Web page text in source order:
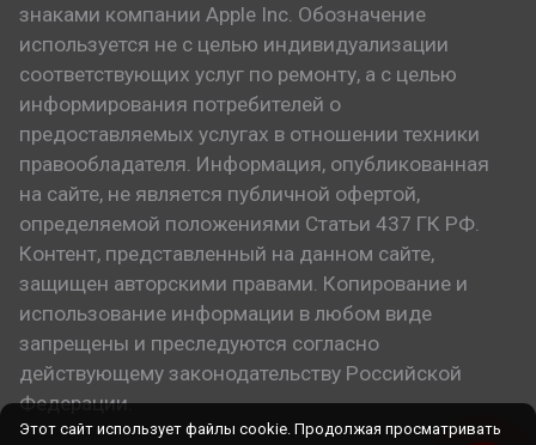
знаками компании Apple Inc. Обозначение
используется не с целью индивидуализации
соответствующих услуг по ремонту, а с целью
информирования потребителей о
предоставляемых услугах в отношении техники
правообладателя. Информация, опубликованная
на сайте, не является публичной офертой,
определяемой положениями Статьи 437 ГК РФ.
Контент, представленный на данном сайте,
защищен авторскими правами. Копирование и
использование информации в любом виде
запрещены и преследуются согласно
действующему законодательству Российской
Федерации.
Этот сайт использует файлы cookie. Продолжая просматривать